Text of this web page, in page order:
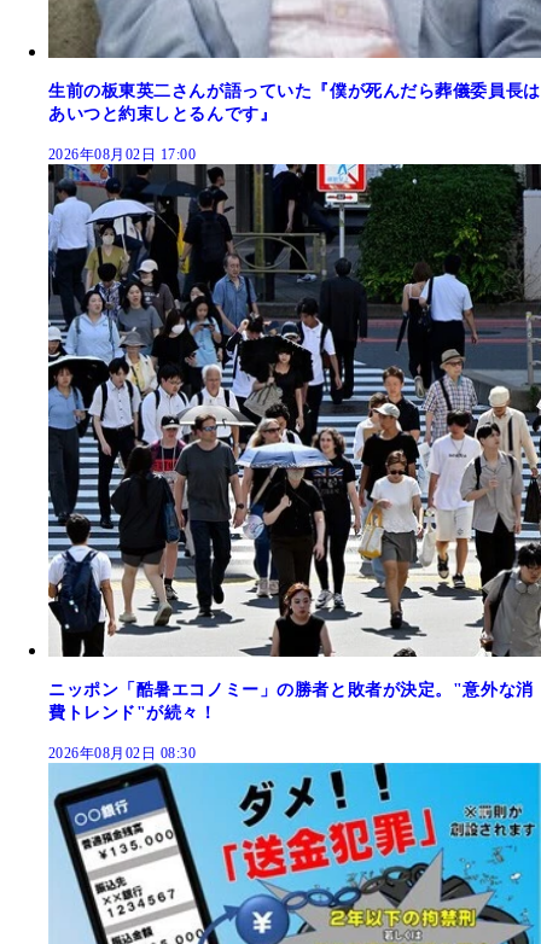
生前の板東英二さんが語っていた『僕が死んだら葬儀委員長は
あいつと約束しとるんです』
2026年08月02日 17:00
ニッポン「酷暑エコノミー」の勝者と敗者が決定。"意外な消
費トレンド"が続々！
2026年08月02日 08:30